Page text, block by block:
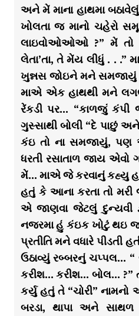
અને મેં માના હાથમા
ખોલતા જ માનો ચહેરો
લાઇવોઓઓઓ ?” મેં તો
લેતા’તા, તે મેંય લીધું . . .”
ખુન્નસ જોઇને મને
માએ એક હાથથી મને
રેંકડી પર… “કાળજું કંપી
ગુસ્સાથી બોલી “દે પાછું
કંઇ તો ના સમજાયું,
ધરતી રસાતાળ જાય એવો
મેં… માએ જે કરવાનું કહ્યુ
હતું કે આના કરતા તો
એ જાણવા જેટલું દુન્યવી
નજરમા હું કંઇક ખોટું થઇ
પ્રતીતિ મને વધારે પીડતી
ઉઠાવ્યું રબ્બરનું ચપ્પલ… “
કરીશ… કરીશ… બોલ…
કર્યુ હતું તે “ચોરી” નામનો
બરડા, થાપા અને સાથળ